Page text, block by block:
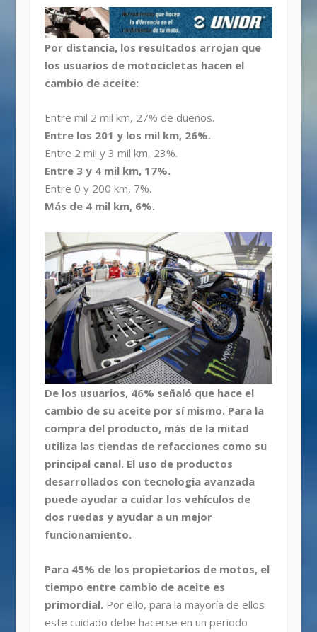
Por distancia, los resultados arrojan que
los usuarios de motocicletas hacen el
cambio de aceite:
Entre mil 2 mil km, 27% de dueños.
Entre los 201 y los mil km, 26%.
Entre 2 mil y 3 mil km, 23%.
Entre 3 y 4 mil km, 17%.
Entre 0 y 200 km, 7%.
Más de 4 mil km, 6%.
De los usuarios, 46% señaló que hace el
cambio de su aceite por sí mismo. Para la
compra del producto, más de la mitad
utiliza las tiendas de refacciones como su
principal canal. El uso de productos
desarrollados con tecnología avanzada
puede ayudar a cuidar los vehículos de
dos ruedas y ayudar a un mejor
funcionamiento.
Para 45% de los propietarios de motos, el
tiempo entre cambio de aceite es
primordial. Por ello, para la mayoría de ellos
este cuidado debe hacerse en un periodo